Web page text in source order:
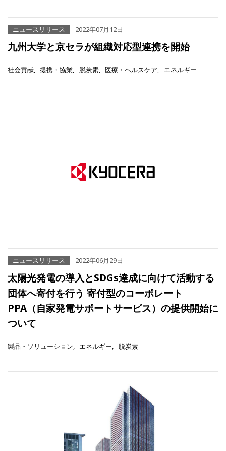
ニュースリリース 2022年07月12日
九州大学と京セラが組織対応型連携を開始
社会貢献 提携・協業 脱炭素 医療・ヘルスケア エネルギー
ニュースリリース 2022年06月29日
太陽光発電の導入とSDGs達成に向けて活動する
団体へ寄付を行う 寄付型のコーポレート
PPA（自家発電サポートサービス）の提供開始に
ついて
製品・ソリューション エネルギー 脱炭素